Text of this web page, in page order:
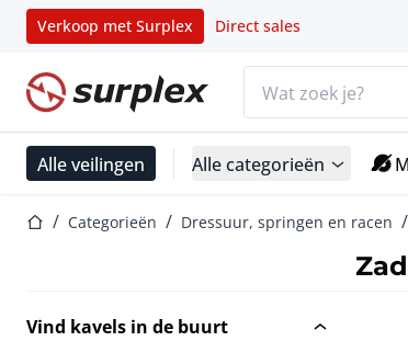
Verkoop met Surplex Direct sales
Startpagina
Alle veilingen Alle categorieën
StartpaginaCategorieën Dressuur, springen en racen
Vind kavels in de buurt